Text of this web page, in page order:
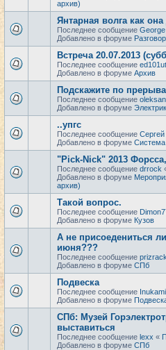
архив)
Янтарная волга как
Последнее сообщение George
Добавлено в форуме
Встреча 20.07.2013
Последнее сообщение
Добавлено в форуме Архив
Подскажите по
Последнее сообщение
Добавлено в форуме
..упгс
Последнее сообщение Сергей
Добавлено в форуме Система
"Pick-Nick" 2013
Последнее сообщение drrock
Добавлено в форуме
архив)
Такой вопрос.
Последнее сообщение
Добавлено в форуме Кузов
А не присоедениться
июня???
Последнее сообщение prizrack
Добавлено в форуме СПб
Подвеска
Последнее сообщение Inukami
Добавлено в форуме
СПб: Музей
выставиться
Последнее сообщение lexx «
Добавлено в форуме СПб